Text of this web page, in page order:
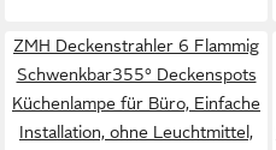
ZMH Deckenstrahler 6 Flammig
Schwenkbar355° Deckenspots
Küchenlampe für Büro, Einfache
Installation, ohne Leuchtmittel,